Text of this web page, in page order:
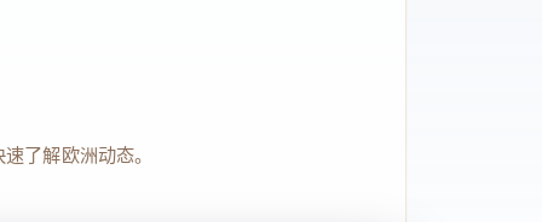
了解欧洲动态。